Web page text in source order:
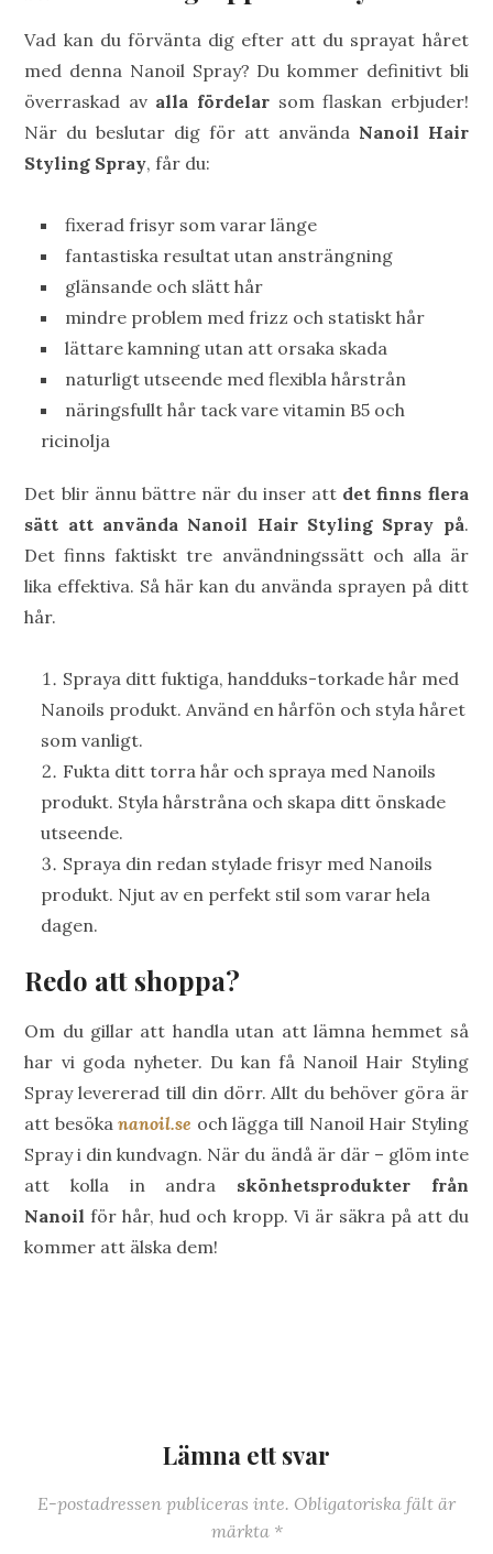
Vad kan du förvänta dig efter att du sprayat håret
med denna Nanoil Spray? Du kommer definitivt bli
överraskad av alla fördelar som flaskan erbjuder!
När du beslutar dig för att använda Nanoil Hair
Styling Spray, får du:
fixerad frisyr som varar länge
fantastiska resultat utan ansträngning
glänsande och slätt hår
mindre problem med frizz och statiskt hår
lättare kamning utan att orsaka skada
naturligt utseende med flexibla hårstrån
näringsfullt hår tack vare vitamin B5 och
ricinolja
Det blir ännu bättre när du inser att det finns flera
sätt att använda Nanoil Hair Styling Spray på.
Det finns faktiskt tre användningssätt och alla är
lika effektiva. Så här kan du använda sprayen på ditt
hår.
Spraya ditt fuktiga, handduks-torkade hår med
Nanoils produkt. Använd en hårfön och styla håret
som vanligt.
Fukta ditt torra hår och spraya med Nanoils
produkt. Styla hårstråna och skapa ditt önskade
utseende.
Spraya din redan stylade frisyr med Nanoils
produkt. Njut av en perfekt stil som varar hela
dagen.
Redo att shoppa?
Om du gillar att handla utan att lämna hemmet så
har vi goda nyheter. Du kan få Nanoil Hair Styling
Spray levererad till din dörr. Allt du behöver göra är
att besökananoil.se och lägga till Nanoil Hair Styling
Spray i din kundvagn. När du ändå är där – glöm inte
att kolla in andra skönhetsprodukter från
Nanoilför hår, hud och kropp. Vi är säkra på att du
kommer att älska dem!
Lämna ett svar
E-postadressen publiceras inte. Obligatoriska fält är
märkta *